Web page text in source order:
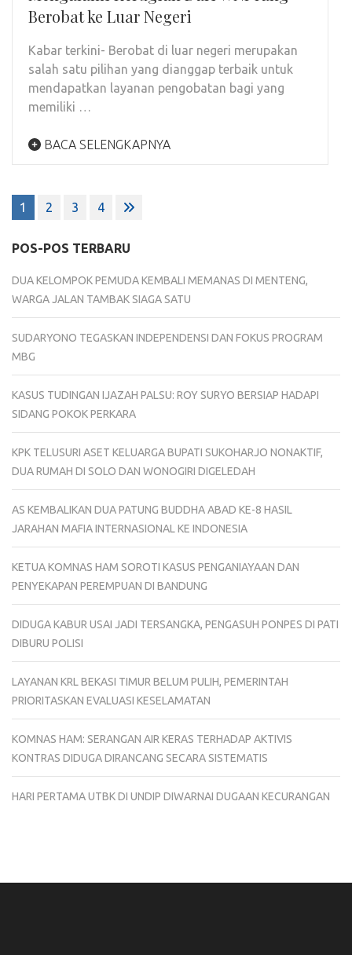
Berobat ke Luar Negeri
Kabar terkini- Berobat di luar negeri merupakan
salah satu pilihan yang dianggap terbaik untuk
mendapatkan layanan pengobatan bagi yang
memiliki …
BACA SELENGKAPNYA
Navigasi
pos
1 2 3 4
POS-POS TERBARU
DUA KELOMPOK PEMUDA KEMBALI MEMANAS DI MENTENG,
WARGA JALAN TAMBAK SIAGA SATU
SUDARYONO TEGASKAN INDEPENDENSI DAN FOKUS PROGRAM
MBG
KASUS TUDINGAN IJAZAH PALSU: ROY SURYO BERSIAP HADAPI
SIDANG POKOK PERKARA
KPK TELUSURI ASET KELUARGA BUPATI SUKOHARJO NONAKTIF,
DUA RUMAH DI SOLO DAN WONOGIRI DIGELEDAH
AS KEMBALIKAN DUA PATUNG BUDDHA ABAD KE-8 HASIL
JARAHAN MAFIA INTERNASIONAL KE INDONESIA
KETUA KOMNAS HAM SOROTI KASUS PENGANIAYAAN DAN
PENYEKAPAN PEREMPUAN DI BANDUNG
DIDUGA KABUR USAI JADI TERSANGKA, PENGASUH PONPES DI PATI
DIBURU POLISI
LAYANAN KRL BEKASI TIMUR BELUM PULIH, PEMERINTAH
PRIORITASKAN EVALUASI KESELAMATAN
KOMNAS HAM: SERANGAN AIR KERAS TERHADAP AKTIVIS
KONTRAS DIDUGA DIRANCANG SECARA SISTEMATIS
HARI PERTAMA UTBK DI UNDIP DIWARNAI DUGAAN KECURANGAN